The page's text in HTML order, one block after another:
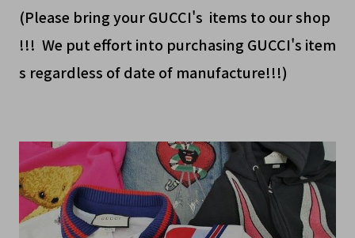
(Please bring your GUCCI's items to our shop
!!! We put effort into purchasing GUCCI's item
s regardless of date of manufacture!!!)